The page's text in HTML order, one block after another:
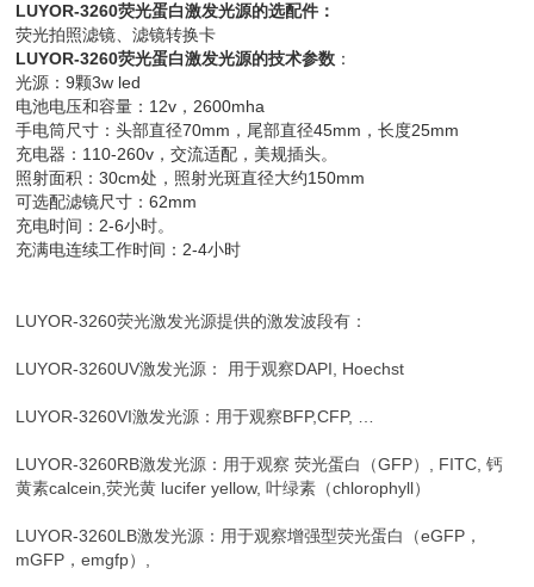
LUYOR-3260荧光蛋白激发光源的选配件 ：
荧光拍照滤镜、滤镜转换卡
LUYOR-3260荧光蛋白激发光源的技术参数 ：
光源：9颗3w led
电池电压和容量：12v，2600mha
手电筒尺寸：头部直径70mm，尾部直径45mm，长度25mm
充电器：110-260v，交流适配，美规插头。
照射面积：30cm处，照射光斑直径大约150mm
可选配滤镜尺寸：62mm
充电时间：2-6小时。
充满电连续工作时间：2-4小时
LUYOR-3260荧光激发光源提供的激发波段有：
LUYOR-3260UV激发光源： 用于观察DAPI, Hoechst
LUYOR-3260VI激发光源：用于观察BFP,CFP, …
LUYOR-3260RB激发光源：用于观察 荧光蛋白（GFP）, FITC, 钙
黄素calcein,荧光黄 lucifer yellow, 叶绿素（chlorophyll）
LUYOR-3260LB激发光源：用于观察增强型荧光蛋白（eGFP，
mGFP，emgfp）,